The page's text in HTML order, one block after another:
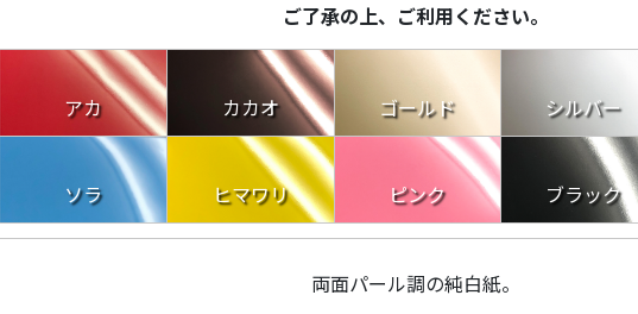
ご了承の上、ご利用ください。
アカ カカオ ゴールド シルバー
ソラ ヒマワリ ピンク ブラック
両面パール調の純白紙。